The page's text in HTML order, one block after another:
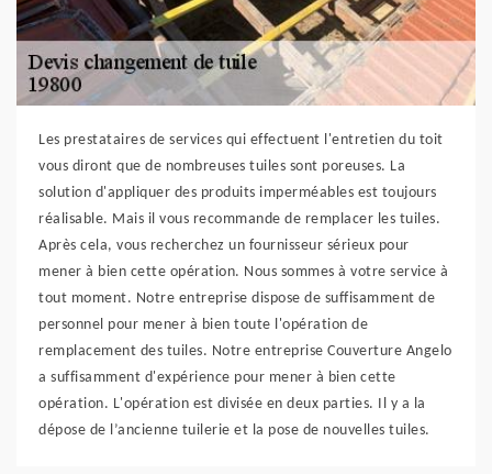
Les prestataires de services qui effectuent l'entretien du toit
vous diront que de nombreuses tuiles sont poreuses. La
solution d'appliquer des produits imperméables est toujours
réalisable. Mais il vous recommande de remplacer les tuiles.
Après cela, vous recherchez un fournisseur sérieux pour
mener à bien cette opération. Nous sommes à votre service à
tout moment. Notre entreprise dispose de suffisamment de
personnel pour mener à bien toute l'opération de
remplacement des tuiles. Notre entreprise Couverture Angelo
a suffisamment d'expérience pour mener à bien cette
opération. L'opération est divisée en deux parties. Il y a la
dépose de l’ancienne tuilerie et la pose de nouvelles tuiles.